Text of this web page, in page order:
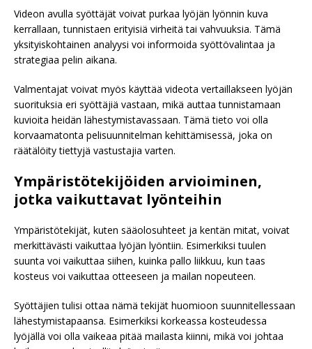
Videon avulla syöttäjät voivat purkaa lyöjän lyönnin kuva
kerrallaan, tunnistaen erityisiä virheitä tai vahvuuksia. Tämä
yksityiskohtainen analyysi voi informoida syöttövalintaa ja
strategiaa pelin aikana.
Valmentajat voivat myös käyttää videota vertaillakseen lyöjän
suorituksia eri syöttäjiä vastaan, mikä auttaa tunnistamaan
kuvioita heidän lähestymistavassaan. Tämä tieto voi olla
korvaamatonta pelisuunnitelman kehittämisessä, joka on
räätälöity tiettyjä vastustajia varten.
Ympäristötekijöiden arvioiminen,
jotka vaikuttavat lyönteihin
Ympäristötekijät, kuten sääolosuhteet ja kentän mitat, voivat
merkittävästi vaikuttaa lyöjän lyöntiin. Esimerkiksi tuulen
suunta voi vaikuttaa siihen, kuinka pallo liikkuu, kun taas
kosteus voi vaikuttaa otteeseen ja mailan nopeuteen.
Syöttäjien tulisi ottaa nämä tekijät huomioon suunnitellessaan
lähestymistapaansa. Esimerkiksi korkeassa kosteudessa
lyöjällä voi olla vaikeaa pitää mailasta kiinni, mikä voi johtaa